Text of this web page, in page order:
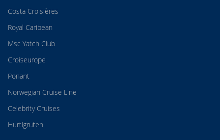
Costa Croisières
Royal Caribean
Msc Yatch Club
Croiseurope
Ponant
Norwegian Cruise Line
Celebrity Cruises
Hurtigruten